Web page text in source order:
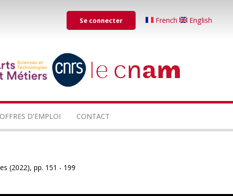
Menu
du
de
l'utilisateur
Se connecter French English
OFFRES D'EMPLOI CONTACT
(2022), pp. 151 - 199